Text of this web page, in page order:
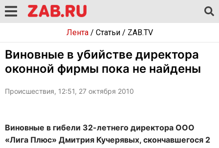
Лента/ Статьи/ ZAB.TV
Виновные в убийстве директора
оконной фирмы пока не найдены
Происшествия, 12:51, 27 октября 2010
Виновные в гибели 32-летнего директора ООО
«Лига Плюс» Дмитрия Кучерявых, скончавшегося 2